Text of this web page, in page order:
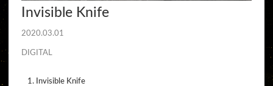
Invisible Knife
2020.03.01
DIGITAL
1. Invisible Knife